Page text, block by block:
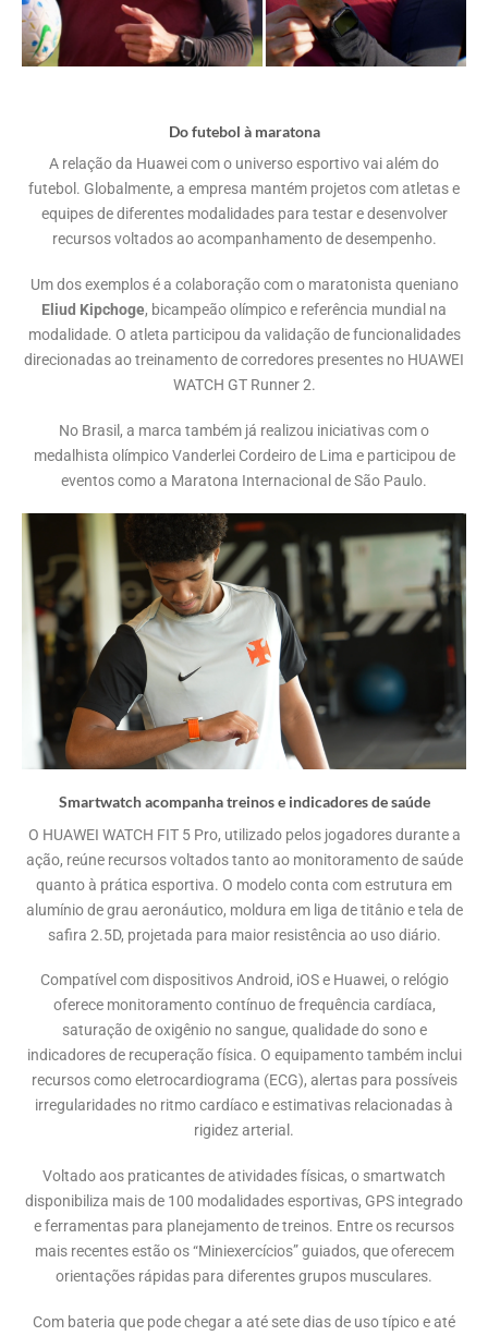
Do futebol à maratona
A relação da Huawei com o universo esportivo vai além do
futebol. Globalmente, a empresa mantém projetos com atletas e
equipes de diferentes modalidades para testar e desenvolver
recursos voltados ao acompanhamento de desempenho.
Um dos exemplos é a colaboração com o maratonista queniano
Eliud Kipchoge, bicampeão olímpico e referência mundial na
modalidade. O atleta participou da validação de funcionalidades
direcionadas ao treinamento de corredores presentes no HUAWEI
WATCH GT Runner 2.
No Brasil, a marca também já realizou iniciativas com o
medalhista olímpico Vanderlei Cordeiro de Lima e participou de
eventos como a Maratona Internacional de São Paulo.
Smartwatch acompanha treinos e indicadores de saúde
O HUAWEI WATCH FIT 5 Pro, utilizado pelos jogadores durante a
ação, reúne recursos voltados tanto ao monitoramento de saúde
quanto à prática esportiva. O modelo conta com estrutura em
alumínio de grau aeronáutico, moldura em liga de titânio e tela de
safira 2.5D, projetada para maior resistência ao uso diário.
Compatível com dispositivos Android, iOS e Huawei, o relógio
oferece monitoramento contínuo de frequência cardíaca,
saturação de oxigênio no sangue, qualidade do sono e
indicadores de recuperação física. O equipamento também inclui
recursos como eletrocardiograma (ECG), alertas para possíveis
irregularidades no ritmo cardíaco e estimativas relacionadas à
rigidez arterial.
Voltado aos praticantes de atividades físicas, o smartwatch
disponibiliza mais de 100 modalidades esportivas, GPS integrado
e ferramentas para planejamento de treinos. Entre os recursos
mais recentes estão os “Miniexercícios” guiados, que oferecem
orientações rápidas para diferentes grupos musculares.
Com bateria que pode chegar a até sete dias de uso típico e até